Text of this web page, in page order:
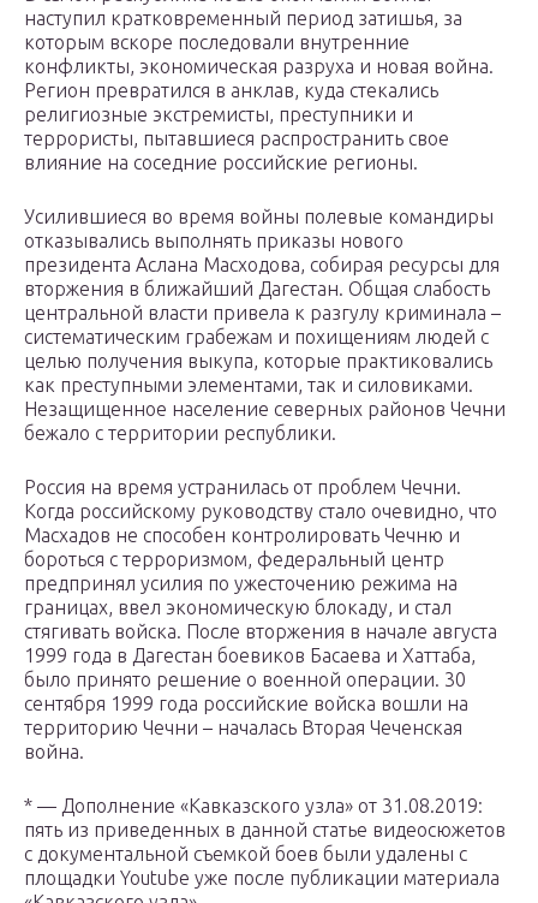
наступил кратковременный период затишья, за
которым вскоре последовали внутренние
конфликты, экономическая разруха и новая война.
Регион превратился в анклав, куда стекались
религиозные экстремисты, преступники и
террористы, пытавшиеся распространить свое
влияние на соседние российские регионы.
Усилившиеся во время войны полевые командиры
отказывались выполнять приказы нового
президента Аслана Масходова, собирая ресурсы для
вторжения в ближайший Дагестан. Общая слабость
центральной власти привела к разгулу криминала –
систематическим грабежам и похищениям людей с
целью получения выкупа, которые практиковались
как преступными элементами, так и силовиками.
Незащищенное население северных районов Чечни
бежало с территории республики.
Россия на время устранилась от проблем Чечни.
Когда российскому руководству стало очевидно, что
Масхадов не способен контролировать Чечню и
бороться с терроризмом, федеральный центр
предпринял усилия по ужесточению режима на
границах, ввел экономическую блокаду, и стал
стягивать войска. После вторжения в начале августа
1999 года в Дагестан боевиков Басаева и Хаттаба,
было принято решение о военной операции. 30
сентября 1999 года российские войска вошли на
территорию Чечни – началась Вторая Чеченская
война.
* — Дополнение «Кавказского узла» от 31.08.2019:
пять из приведенных в данной статье видеосюжетов
с документальной съемкой боев были удалены с
площадки Youtube уже после публикации материала